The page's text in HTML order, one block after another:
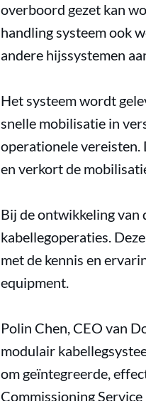
overboord gezet kan
handling systeem ook
andere hijssystemen
Het systeem wordt
snelle mobilisatie in
operationele vereisten.
en verkort de
Bij de ontwikkeling van
kabellegoperaties.
met de kennis en
equipment.
Polin Chen, CEO van
modulair
om geïntegreerde,
Commissioning